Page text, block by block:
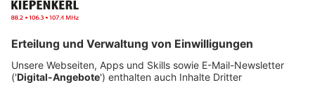
Die BauHaus-Akademie hat das angestoßen, um Kunst
Menschen näher zu bringen. Ein weiteres Ziel: Nutzer
der Tiefgarage sollen sich durch die Kunst wohler und
noch willkommener fühlen. Ein klasse Ansatz, findet